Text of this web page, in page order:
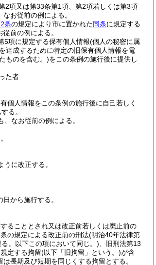
2項又は第33条第1項、第2項若しくは第3項
お従前の例による。
条の規定により市に置かれた同条に規定する
前の例による。
5項に規定する保有個人情報(個人の秘密に属
達成するために特定の旧保有個人情報を電
ものを含む。)をこの条例の施行後に提供し
た者
個人情報をこの条例の施行後に自己若しく
る。
なお従前の例による。
うに改正する。
日から施行する。
ることとされ又は改正前若しくは廃止前の
の規定による改正前の刑法(明治40年法律第
。以下この項において同じ。) 、旧刑法第13
定する拘留(以下「旧拘留」という。)が含
長期及び短期を同じくする拘留とする。